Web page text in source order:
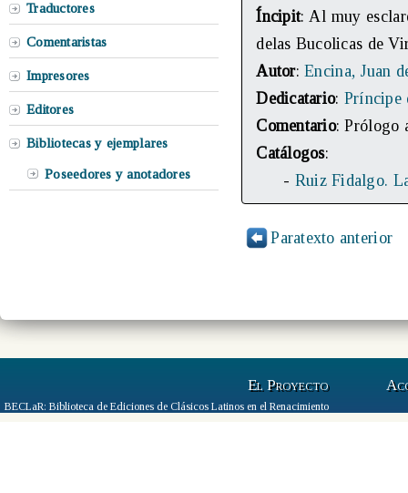
Traductores
Comentaristas
Impresores
Editores
Bibliotecas y ejemplares
Poseedores y anotadores
Íncipit: Al muy
delas Bucolicas de
Autor:Encina, Juan
Dedicatario: Príncipe
Comentario: Prólogo
Catálogos:
- Ruiz Fidalgo.
Paratexto anterior
El Proyecto
BECLaR: Biblioteca de Ediciones de Clásicos Latinos en el Renacimiento